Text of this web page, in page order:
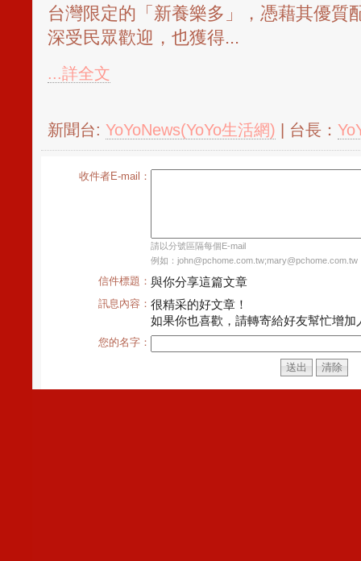
台灣限定的「新養樂多」，憑藉其優質
深受民眾歡迎，也獲得...
...詳全文
新聞台: YoYoNews(YoYo生活網) | 台長：
收件者E-mail：
請以分號區隔每個E-mail
例如：john@pchome.com.tw;mary@pchome.com.tw
信件標題： 與你分享這篇文章
訊息內容： 很精采的好文章！
如果你也喜歡，請轉寄給好友幫忙增加
您的名字：